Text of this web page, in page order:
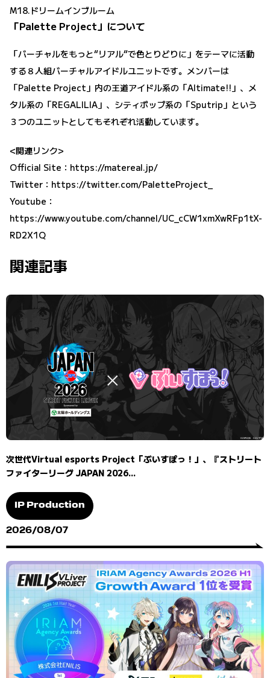
M18.ドリームインブルーム
「Palette Project」について
「バーチャルをもっと“リアル“で色とりどりに」をテーマに活動
する８人組バーチャルアイドルユニットです。メンバーは
「Palette Project」内の王道アイドル系の「Altimate!!」、メ
タル系の「REGALILIA」、シティポップ系の「Sputrip」という
３つのユニットとしてもそれぞれ活動しています。
<関連リンク>
Official Site： https://matereal.jp/
Twitter： https://twitter.com/PaletteProject_
Youtube：
https://www.youtube.com/channel/UC_cCW1xmXwRFp1tX-
RD2X1Q
関連記事
次世代Virtual esports Project「ぶいすぽっ！」、『ストリート
ファイターリーグ JAPAN 2026...
IP Production
2026/08/07